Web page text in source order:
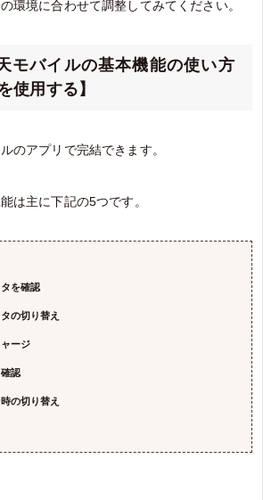
環境に合わせて調整してみてください。
モバイルの基本機能の使い方
使用する】
のアプリで完結できます。
は主に下記の5つです。
を確認
の切り替え
ージ
認
の切り替え